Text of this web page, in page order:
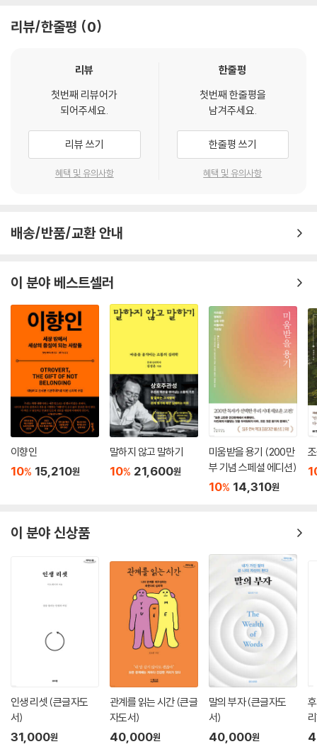
고 애쓰는 사람은 남들에게 관심이 많지 않고 자신의 이익에만 집중하기
때문에 심리적으로 건강하지 못합니다. 반면에 성공을 위해 노력하는 사람
으로 건강합니다.
--- p.153
리 삶에 어떻게 중요한 영향을 미치는지 고찰했던 심리학자입니다. 애착은
두 사람 사이의 심리적 유대를 의미합니다. 애착은 아이가 엄마와 가까이
지내게 하는 심리적 힘으로 아이의 생존 기회를 높여줍니다. 보울비는 아
대감은 이후 아이의 삶에 지속적으로 영향을 미칠 수 있다고 보았지요.
--- p.201
엘리스의 합리적 정서 행동 치료의 주요 목적은 환자가 가진 비합리적 신
념이 합리적 신념으로 바뀌도록 도와주는 것입니다. 이는 치료자가 환자의
비합리적 신념에 이의를 제기하는 식으로 진행됩니다. 예를 들어, 치료자
가 환자에게 “왜 사람들이 당신에게 친절하게 대해야 하나요?”라고 물을
수 있습니다. 환자는 이 질문에 대답하면서 이 신념이 반드시 실현되어야
한다는 것에 대한 합리적 이유가 없다는 사실을 깨달아갑니다,
--- p.227
스탠퍼드 교도소 실험은 지금까지 수행된 심리학 실험 중 매우 중요하면서
도 많은 논란을 일으켰습니다. 미국심리학회의 현행 윤리 규정으로는 이런
실험을 재현할 수 없지요. 그러나 짐바르도는 주어진 상황이 사람들의 행
동에 어떻게 영향을 미칠 수 있는지 충분히 보여주었습니다. 이라크 아부
그라이브의 포로 학대 사건을 비롯한 현실의 수많은 사례가 짐바르도의 연
리적 자극일 수도 있고 생리적 자극일 수도 있습니다. 스트레스는 장기적
일 수도 있고 단기적일 수도 있습니다. 흔히 말하는 것과 달리, 스트레스는
단순한 느낌이 아닙니다. 스트레스는 우리의 생물학적·심리적 상태에 실질
적인 영향을 미칠 수 있습니다. 스트레스를 걱정 정도로 생각하기도 하지
만, 사실 스트레스는 그 이상의 상태이며 반드시 나쁜 것만도 아닙니다. 실
제로 스트레스에는 부정적 스트레스와 긍정적 스트레스 두 가지 유형이 있
고, 각각의 스트레스는 부정적 사건과 긍정적 사건에 의해 발생합니다.
--- p.280
좋은 리더십은 추종자들이 각자의 잠재력을 최대한 발휘하는 데 필요한 것
이 무엇인지 이해하게 돕는 데서 나올 수도 있고, 보상과 처벌의 체계를 구
적인 욕구에는 무엇이 있는지, 인지적 편향이 일어나는 원인은 무엇인지
2부에서는 관계를 이해할 수 있는 심리학이 등장한다. 인간은 타인과의 상
호작용 속에서 자신에 대한 인간상을 형성하는데, 대부분의 심리학자가
‘엄마’와의 관계에 주목한다. 보울비의 ‘모성 박탈’, 할로우의 ‘붉은털원숭
이실험’, 애인스워스의 ‘낯선 상황 실험’ 등으로 엄마와 아기의 유대감을 이
해할 수 있다. 또, 사회적 상호작용의 중요성, 대인 관계가 자아실현에 미치
는 영향, 인간의 순응 등 관계를 다룬 여러 심리학 이론을 공부할 수 있다.
마지막으로 3부에서는 심리학을 활용해 세상을 이해하는 데 초점을 맞춘
심리학적 견해, 리더십 이론의 종류, 지능 이론의 연대기 등 알면 알수록 유
콘텐츠의 목록을 수록했다. 이 콘텐츠들과 함께 책을 읽다 보면 머릿속을
있을 것이다.
심리학을 공부하며
내면, 관계, 세상을 이해하다
독자들은 이 책을 읽으면서 어디선가 들어는 봤지만 제대로 이해하지 못했
던 수많은 심리학 지식을 확실히 내 것으로 만들 수 있다. 인지심리학이 무
엇을 다루는지, 자아와 초자아 사이에는 어떤 차이가 있는지, 방어기제가
나타나는 원인은 무엇인지 등 파편화된 심리학 지식들 사이에서 뚜렷한 갈
래를 잡아 깔끔하게 정리할 수 있다. 더불어 다양한 심리학 지식을 습득하
는 과정에서 내가 왜 이런 행동을 하는지, 이 사람과의 소통은 어떻게 하면
어느새 내면, 관계, 세상에 대한 이해가 깊어진 자기 자신을 발견할 수 있을
것이다. 심리학을 처음 공부하는 사람이든, 알고 있던 지식을 체계적으로
정리하고 싶은 사람이든 이 책 한 권이면 충분하다.
하게 해낸 책을 만났다. 『드디어 만나는 심리학 수업』은 읽는 내내 심리학
뇌과학까지, 심리학을 이해하고 앞으로 더 잘 받아들일 수 있는 마중물과
- 김경일 (인지심리학자, 아주대 심리학과 교수, 『마음의 지혜』 저자)
심리학을 제대로 공부하고 싶다면, 이 책은 분명 시간 낭비를 줄여줄 것이
다. 보통 심리학 책은 심리학의 한 분야만을 설명하는 것이 일반적이다. 그
러나 심리학은 인지심리학, 사회심리학, 상담심리학 등 다양한 분야로 이
심리학 수업』은 심리학을 전체적으로 설명해주기 때문에 균형 있게 심리
전개한 것이 아니라, 필요에 따라서 심리학자를 중심으로, 때로는 심리학
도움이 되었다. 심리학을 제대로 공부해보고 싶은 사람이라면 당장 이 책
을 정독하길 바란다. 당신을 심리학의 세계로 이끌어줄 것이다.
- 최설민 (85만 유튜브 채널 《놀면서 배우는 심리학》 운영자, 『양수인간』 저자)
리뷰/한줄평 0
리뷰
첫번째 리뷰어가
되어주세요.
리뷰 쓰기
혜택 및 유의사항
한줄평
첫번째 한줄평을
남겨주세요.
한줄평 쓰기
혜택 및 유의사항
배송/반품/교환 안내
이 분야 베스트셀러
이향인
10% 15,210원
말하지 않고 말하기
10% 21,600원
미움받을 용기 (200만
부 기념 스페셜 에디션)
10% 14,310원
이 분야 신상품
인생 리셋 (큰글자도
서)
31,000원
관계를 읽는 시간 (큰글
자도서)
40,000원
말의 부자 (큰글자도
서)
40,000원